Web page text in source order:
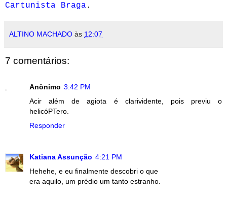
Cartunista Braga .
ALTINO MACHADO às 12:07
7 comentários:
Anônimo 3:42 PM
Acir além de agiota é clarividente, pois previu o
helicóPTero.
Responder
Katiana Assunção 4:21 PM
Hehehe, e eu finalmente descobri o que
era aquilo, um prédio um tanto estranho.